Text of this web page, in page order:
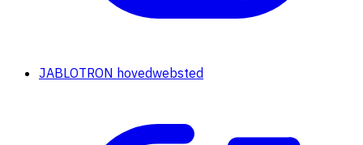
JABLOTRON hovedwebsted